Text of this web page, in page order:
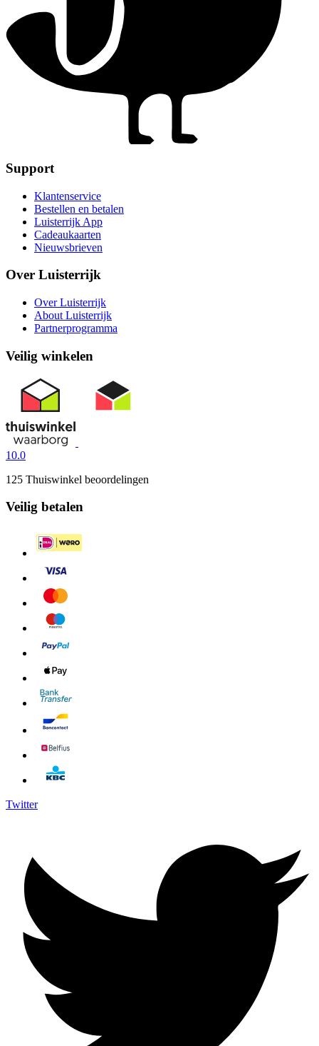
Support
Klantenservice
Bestellen en betalen
Luisterrijk App
Cadeaukaarten
Nieuwsbrieven
Over Luisterrijk
Over Luisterrijk
About Luisterrijk
Partnerprogramma
Veilig winkelen
10.0
125 Thuiswinkel beoordelingen
Veilig betalen
Twitter